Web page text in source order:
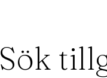
Sök